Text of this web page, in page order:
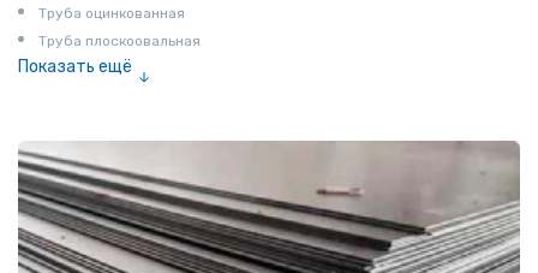
Труба оцинкованная
Труба плоскоовальная
Показать ещё